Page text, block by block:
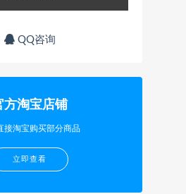
QQ咨询
方淘宝店铺
接淘宝购买部分商品
立即查看